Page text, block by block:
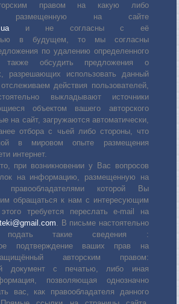
правом на какую либо
размещенную на сайте
и не согласны с её
в будущем, то мы согласны
по удалению определенного
также обсудить предложения о
разрешающих использовать данный
действия пользователей,
выкладывают источники
объектом вашего авторского
на сайт, загружаются автоматически,
отбора с чьей либо стороны, что
в мировом опыте размещения
интернет.
при возникновении у Вас вопросов
на информацию, размещенную на
которой Вы
обращаться к нам с интересующим
требуется переслать е-mail на
. В письме настоятельно
подать такие сведения :
подтверждение ваших прав на
авторским правом:
документ с печатью, либо иная
позволяющая однозначно
вас, как правообладателя данного